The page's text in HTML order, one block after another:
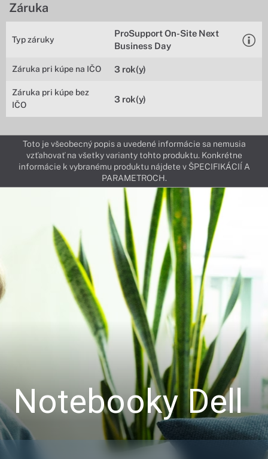
Záruka
Typ záruky
ProSupport On-Site Next
Business Day
Záruka pri kúpe na IČO 3 rok(y)
Záruka pri kúpe bez
IČO
3 rok(y)
Toto je všeobecný popis a uvedené informácie sa nemusia
vzťahovať na všetky varianty tohto produktu. Konkrétne
informácie k vybranému produktu nájdete v ŠPECIFIKÁCIÍ A
PARAMETROCH.
Notebooky Dell